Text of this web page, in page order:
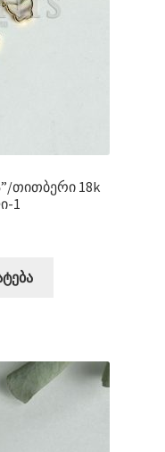
თითბერი 18k
1